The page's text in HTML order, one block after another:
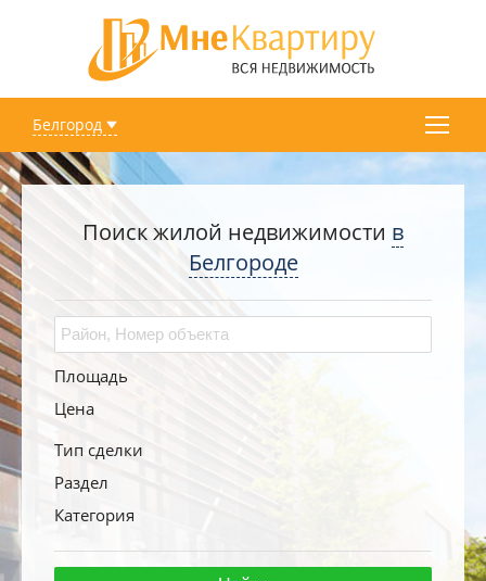
Белгород
Поиск жилой недвижимости в
Белгороде
Площадь
Цена
Тип сделки
Раздел
Категория